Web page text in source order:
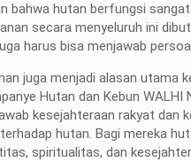
bahwa hutan berfungsi
secara menyeluruh ini
harus bisa menjawab
juga menjadi alasan
Hutan dan Kebun
kesejahteraan rakyat dan
hutan. Bagi mereka
spiritualitas, dan